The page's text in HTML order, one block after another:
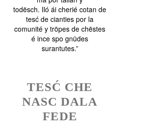
todësch. Iló ái cherié cotan de
tesć de cianties por la
comunité y tröpes de chëstes
é ince spo gnüdes
surantutes.”
TESĆ CHE
NASC DALA
FEDE